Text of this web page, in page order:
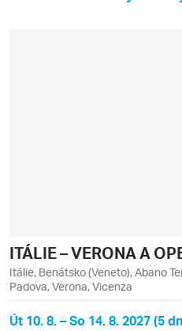
ITÁLIE – VERONA A
Itálie, Benátsko (Veneto), Abano
Padova, Verona, Vicenza
Út 10. 8. – So 14. 8. 2027 (5